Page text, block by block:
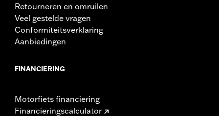
Retourneren en omruilen
Veel gestelde vragen
Conformiteitsverklaring
Aanbiedingen
FINANCIERING
Motorfiets financiering
Financieringscalculator